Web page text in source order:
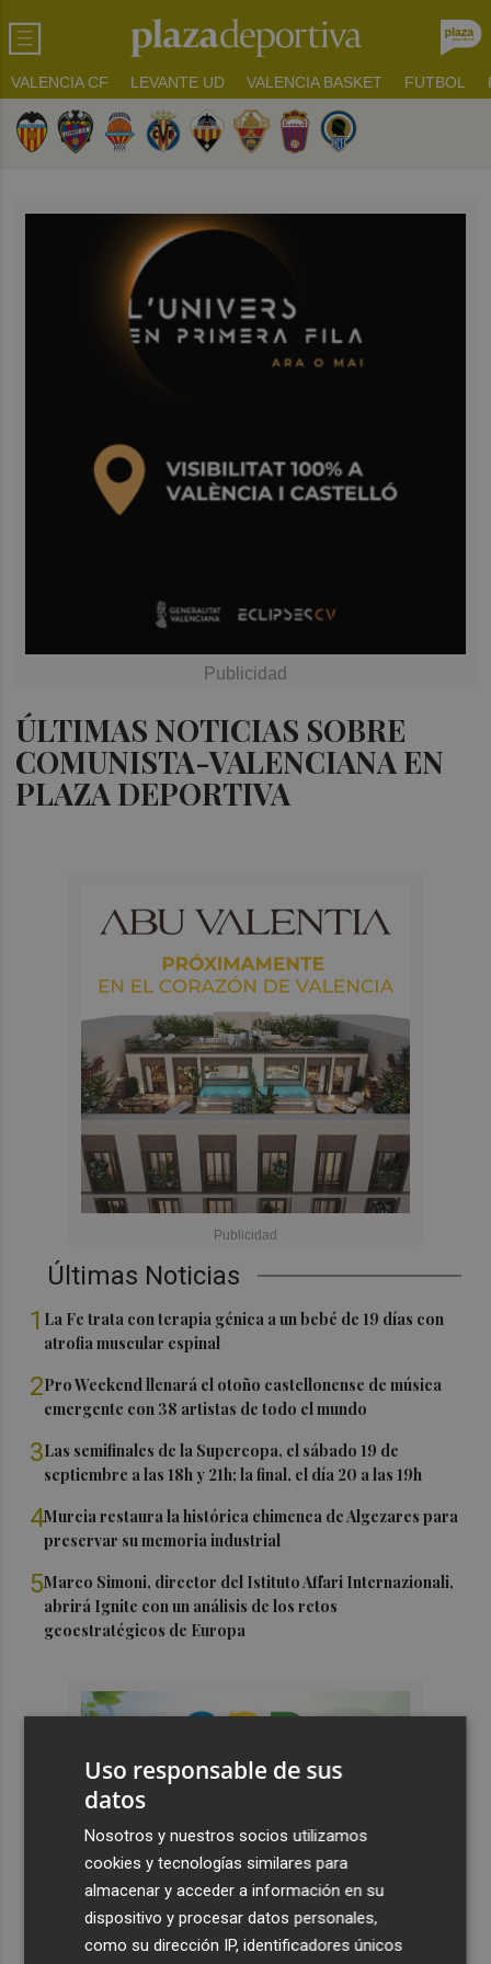
VALENCIA CF LEVANTE UD VALENCIA BASKET FUTBOL
ÚLTIMAS NOTICIAS SOBRE
COMUNISTA-VALENCIANA EN
PLAZA DEPORTIVA
Últimas Noticias
1 La Fe trata con terapia génica a un bebé de 19 días con
atrofia muscular espinal
2Pro Weekend llenará el otoño castellonense de música
emergente con 38 artistas de todo el mundo
3Las semifinales de la Supercopa, el sábado 19 de
septiembre a las 18h y 21h; la final, el día 20 a las 19h
4Murcia restaura la histórica chimenea de Algezares para
preservar su memoria industrial
5Marco Simoni, director del Istituto Affari Internazionali,
abrirá Ignite con un análisis de los retos
geoestratégicos de Europa
Uso responsable de sus
datos
Nosotros y nuestros socios utilizamos
cookies y tecnologías similares para
almacenar y acceder a información en su
dispositivo y procesar datos personales,
como su dirección IP, identificadores únicos